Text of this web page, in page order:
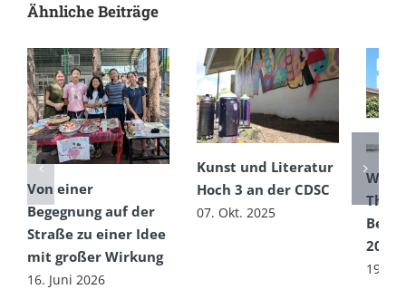
Ähnliche Beiträge
Von einer
Begegnung auf der
Straße zu einer Idee
mit großer Wirkung
16. Juni 2026
Kunst und Literatur
Hoch 3 an der CDSC
07. Okt. 2025
Wir
Thai
2025
19.